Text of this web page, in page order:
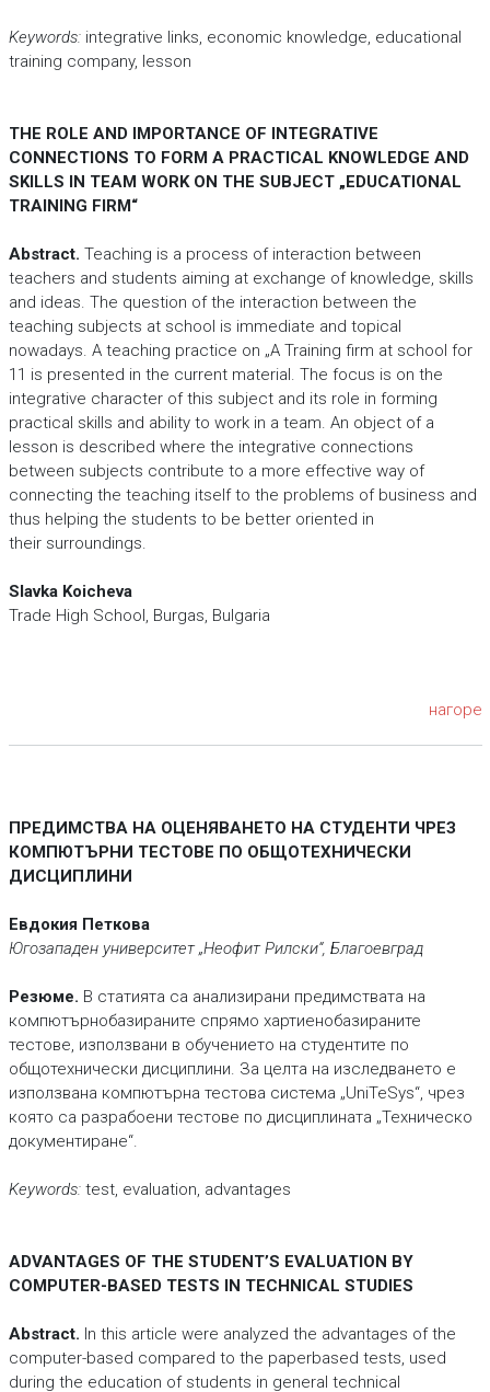
Keywords:integrative links, economic knowledge, educational
training company, lesson
THE ROLE AND IMPORTANCE OF INTEGRATIVE
CONNECTIONS TO FORM A PRACTICAL KNOWLEDGE AND
SKILLS IN TEAM WORK ON THE SUBJECT „EDUCATIONAL
TRAINING FIRM“
Abstract. Teaching is a process of interaction between
teachers and students aiming at exchange of knowledge, skills
and ideas. The question of the interaction between the
teaching subjects at school is immediate and topical
nowadays. A teaching practice on „A Training firm at school for
11 is presented in the current material. The focus is on the
integrative character of this subject and its role in forming
practical skills and ability to work in a team. An object of a
lesson is described where the integrative connections
between subjects contribute to a more effective way of
connecting the teaching itself to the problems of business and
thus helping the students to be better oriented in
their surroundings.
Slavka Koicheva
Trade High School, Burgas, Bulgaria
нагоре
ПРЕДИМСТВА НА ОЦЕНЯВАНЕТО НА СТУДЕНТИ ЧРЕЗ
КОМПЮТЪРНИ ТЕСТОВЕ ПО ОБЩОТЕХНИЧЕСКИ
ДИСЦИПЛИНИ
Евдокия Петкова
Югозападен университет „Неофит Рилски“, Благоевград
Резюме. В статията са анализирани предимствата на
компютърнобазираните спрямо хартиенобазираните
тестове, използвани в обучението на студентите по
общотехнически дисциплини. За целта на изследването е
използвана компютърна тестова система „UniTeSys“, чрез
която са разрабоени тестове по дисциплината „Техническо
документиране“.
Keywords:test, evaluation, advantages
ADVANTAGES OF THE STUDENT’S EVALUATION BY
COMPUTER-BASED TESTS IN TECHNICAL STUDIES
Abstract. In this article were analyzed the advantages of the
computer-based compared to the paperbased tests, used
during the education of students in general technical